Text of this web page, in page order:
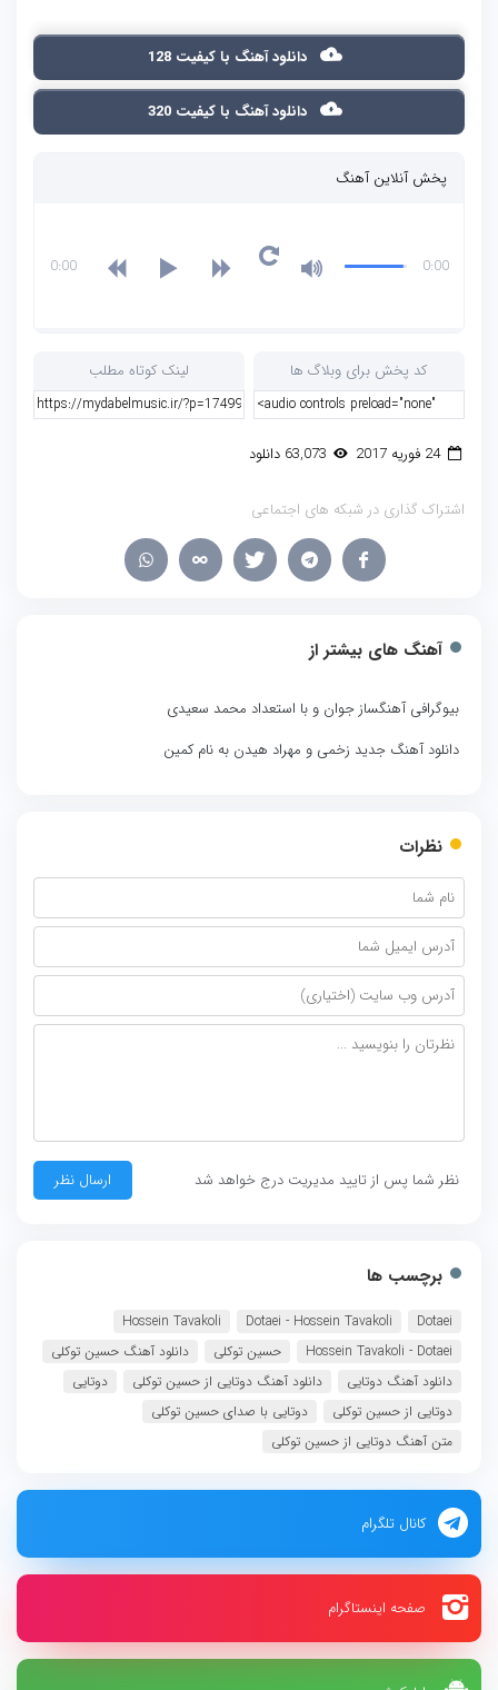
دانلود آهنگ با کیفیت 128
دانلود آهنگ با کیفیت 320
پخش آنلاین آهنگ
0:00
0:00
کد پخش برای وبلاگ ها لینک کوتاه مطلب
24 فوریه 2017
اشتراک گذاری در شبکه های اجتماعی
آهنگ های بیشتر از
بیوگرافی آهنگساز جوان و با استعداد محمد سعیدی
دانلود آهنگ جدید زخمی و مهراد هیدن به نام کمین
نظرات
نظر شما پس از تایید مدیریت درج خواهد شد
برچسب ها
Dotaei
Dotaei - Hossein Tavakoli
Hossein Tavakoli
Hossein Tavakoli - Dotaei
حسین توکلی
دانلود آهنگ حسین توکلی
دانلود آهنگ دوتایی
دانلود آهنگ دوتایی از حسین توکلی
دوتایی
دوتایی از حسین توکلی
دوتایی با صدای حسین توکلی
متن آهنگ دوتایی از حسین توکلی
کانال تلگرام
صفحه اینستاگرام